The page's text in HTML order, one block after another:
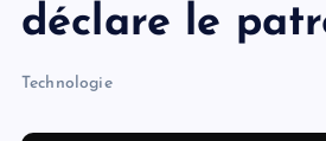
déclare le
Technologie